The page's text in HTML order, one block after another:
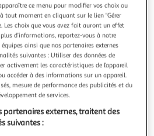
20 cm - Noir
cm, couleur noir. Compatible
Revêtement antiadhésif pour
Fabriquée en aluminium 100%
un magasin
ce menu pour modifier vos choix ou
tout moment en cliquant sur le lien "Gérer
Les choix que vous avez fait auront un effet
d’informations, reportez-vous à notre
ainsi que nos partenaires externes
suivantes : Utiliser des données de
activement les caractéristiques de l’appareil
accéder à des informations sur un appareil.
mesure de performance des publicités et du
de services.
partenaires externes, traitent des
suivantes :